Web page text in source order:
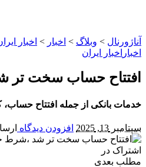
آناژورنال > وبلاگ > اخبار > اخبار
اخبار اخبار ایران
افتتاح حساب سخت تر
خدمات بانکی از جمله افتتاح حساب،
سپتامبر 13, 2025 افزودن دیدگاه
اشتراک در
مطلب بعدی